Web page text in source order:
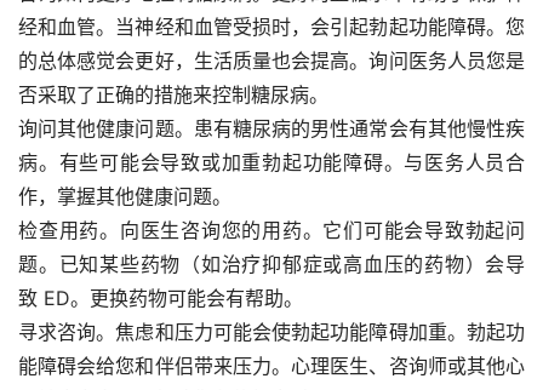
经和血管。当神经和血管受损时，会引起勃起功能障碍。您
的总体感觉会更好，生活质量也会提高。询问医务人员您是
否采取了正确的措施来控制糖尿病。
询问其他健康问题。患有糖尿病的男性通常会有其他慢性疾
病。有些可能会导致或加重勃起功能障碍。与医务人员合
作，掌握其他健康问题。
检查用药。向医生咨询您的用药。它们可能会导致勃起问
题。已知某些药物（如治疗抑郁症或高血压的药物）会导
致 ED。更换药物可能会有帮助。
寻求咨询。焦虑和压力可能会使勃起功能障碍加重。勃起功
能障碍会给您和伴侣带来压力。心理医生、咨询师或其他心